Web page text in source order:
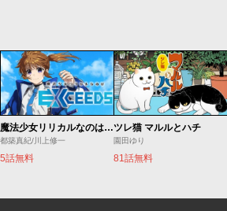
魔法少女リリカルなのは EXCEEDS
都築真紀/川上修一
5話無料
ツレ猫 マルルとハチ
園田ゆり
81話無料